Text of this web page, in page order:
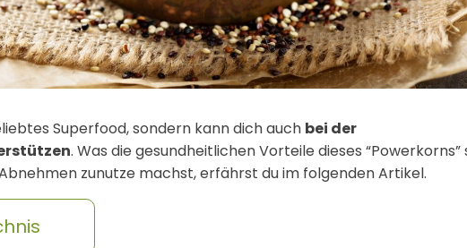
Superfood, sondern kann dich auch bei der
. Was die gesundheitlichen Vorteile dieses “Powerkorns”
zunutze machst, erfährst du im folgenden Artikel.